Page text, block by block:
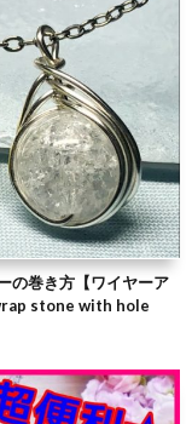
の巻き方【ワイヤーア
stone with hole